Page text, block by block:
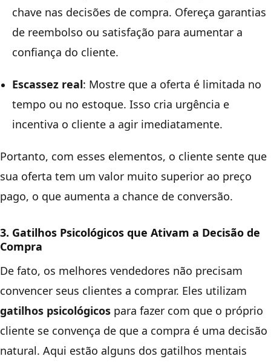
chave nas decisões de compra. Ofereça garantias
de reembolso ou satisfação para aumentar a
confiança do cliente.
Escassez real: Mostre que a oferta é limitada no
tempo ou no estoque. Isso cria urgência e
incentiva o cliente a agir imediatamente.
Portanto, com esses elementos, o cliente sente que
sua oferta tem um valor muito superior ao preço
pago, o que aumenta a chance de conversão.
3. Gatilhos Psicológicos que Ativam a Decisão de
Compra
De fato, os melhores vendedores não precisam
convencer seus clientes a comprar. Eles utilizam
gatilhos psicológicos para fazer com que o próprio
cliente se convença de que a compra é uma decisão
natural. Aqui estão alguns dos gatilhos mentais